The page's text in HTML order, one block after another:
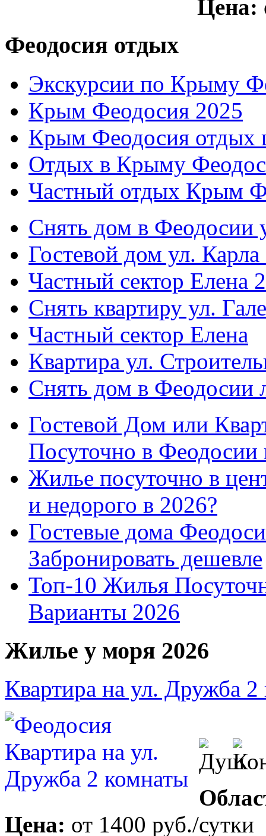
Цена:
Феодосия отдых
Экскурсии по Крыму
Крым Феодосия 2025
Крым Феодосия отдых
Отдых в Крыму
Частный отдых Крым
Снять дом в Феодосии
Гостевой дом ул.
Частный сектор Елена 2
Снять квартиру ул.
Частный сектор Елена
Квартира ул.
Снять дом в Феодосии
Гостевой Дом или
Посуточно в Феодосии
Жилье посуточно в
и недорого в 2026?
Гостевые дома
Забронировать дешевле
Топ-10 Жилья
Варианты 2026
Жилье у моря 2026
Квартира на ул. Дружба
Цена: от 1400 руб./сутки